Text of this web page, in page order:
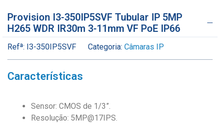
Provision I3-350IP5SVF Tubular IP 5MP
H265 WDR IR30m 3-11mm VF PoE IP66
Refª: I3-350IP5SVF Categoria: Câmaras IP
Características
Sensor: CMOS de 1/3”.
Resolução: 5MP@17IPS.